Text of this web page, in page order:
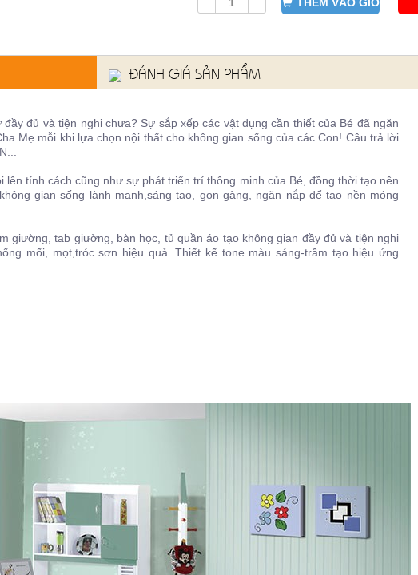
ĐÁNH GIÁ SẢN PHẨM
đủ và tiện nghi chưa? Sự sắp xếp các vật dụng cần thiết của Bé đã ngăn
Mẹ mỗi khi lựa chọn nội thất cho không gian sống của các Con! Câu trả lời
lên tính cách cũng như sự phát triển trí thông minh của Bé, đồng thời tạo nên
gian sống lành mạnh,sáng tạo, gọn gàng, ngăn nắp để tạo nền móng
giường, tab giường, bàn học, tủ quần áo tạo không gian đầy đủ và tiện nghi
mối, mọt,tróc sơn hiệu quả. Thiết kế tone màu sáng-trầm tạo hiệu ứng